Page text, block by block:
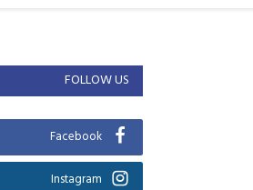
FOLLOW US
Facebook
Instagram